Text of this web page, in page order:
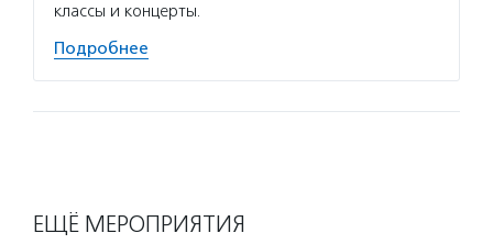
классы и концерты.
Подробнее
ЕЩЁ МЕРОПРИЯТИЯ